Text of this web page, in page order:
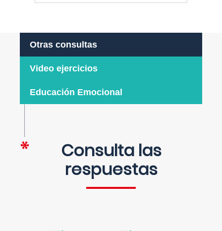
Otras consultas
Video ejercicios
Educación Emocional
Consulta las
respuestas